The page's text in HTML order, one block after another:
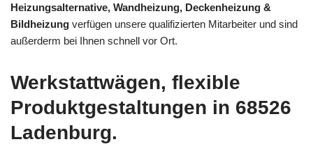
Heizungsalternative, Wandheizung, Deckenheizung &
Bildheizung verfügen unsere qualifizierten Mitarbeiter und sind
außerderm bei Ihnen schnell vor Ort.
Werkstattwägen, flexible
Produktgestaltungen in 68526
Ladenburg.